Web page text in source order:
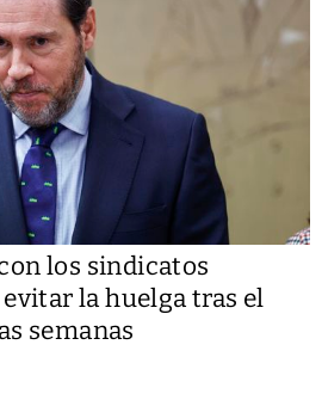
los sindicatos
la huelga tras el
semanas